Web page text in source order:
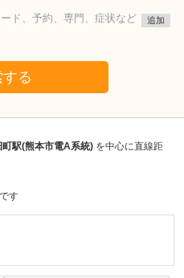
ド、予約、専門、症状など
追加
る
町駅(熊本市電A系統) を中心に直線距
す